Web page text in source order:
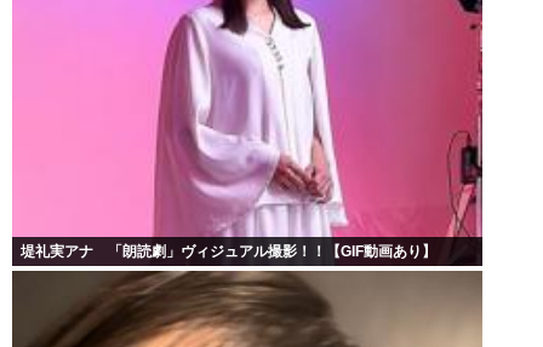
堤礼実アナ 「朗読劇」ヴィジュアル撮影！！【GIF動画あり】